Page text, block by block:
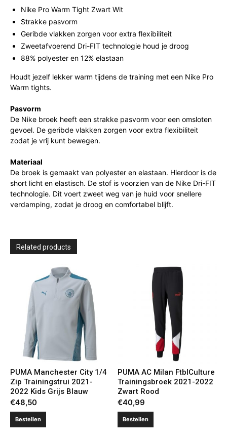
Nike Pro Warm Tight Zwart Wit
Strakke pasvorm
Geribde vlakken zorgen voor extra flexibiliteit
Zweetafvoerend Dri-FIT technologie houd je droog
88% polyester en 12% elastaan
Houdt jezelf lekker warm tijdens de training met een Nike Pro
Warm tights.
Pasvorm
De Nike broek heeft een strakke pasvorm voor een omsloten
gevoel. De geribde vlakken zorgen voor extra flexibiliteit
zodat je vrij kunt bewegen.
Materiaal
De broek is gemaakt van polyester en elastaan. Hierdoor is de
short licht en elastisch. De stof is voorzien van de Nike Dri-FIT
technologie. Dit voert zweet weg van je huid voor snellere
verdamping, zodat je droog en comfortabel blijft.
Related products
PUMA Manchester City 1/4
Zip Trainingstrui 2021-
2022 Kids Grijs Blauw
€48,50
Bestellen
PUMA AC Milan FtblCulture
Trainingsbroek 2021-2022
Zwart Rood
€40,99
Bestellen